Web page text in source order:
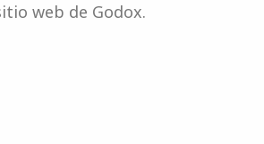
web de Godox.